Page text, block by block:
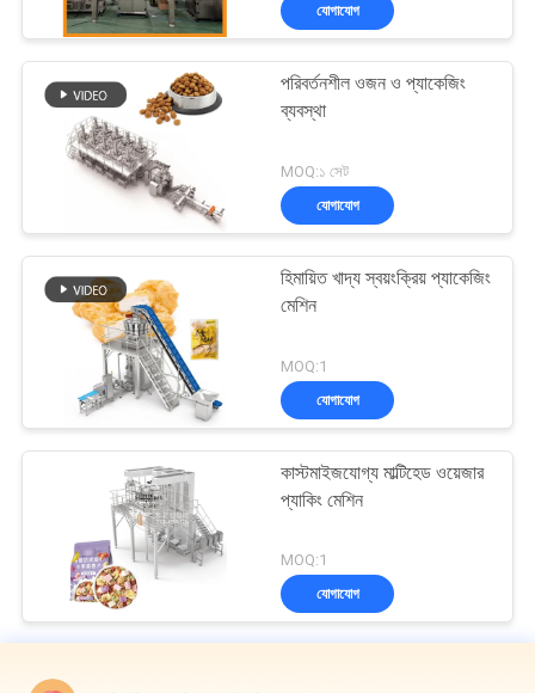
যোগাযোগ
পরিবর্তনশীল ওজন ও প্যাকেজিং
ব্যবস্থা
MOQ:১ সেট
যোগাযোগ
হিমায়িত খাদ্য স্বয়ংক্রিয় প্যাকেজিং
মেশিন
MOQ:1
যোগাযোগ
কাস্টমাইজযোগ্য মাল্টিহেড ওয়েজার
প্যাকিং মেশিন
MOQ:1
যোগাযোগ